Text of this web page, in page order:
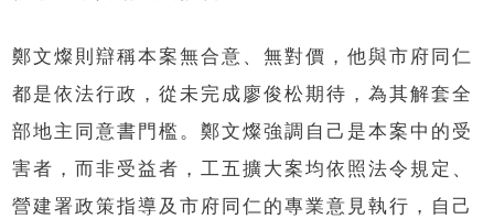
鄭文燦則辯稱本案無合意、無對價，他與市府同仁
都是依法行政，從未完成廖俊松期待，為其解套全
部地主同意書門檻。鄭文燦強調自己是本案中的受
害者，而非受益者，工五擴大案均依照法令規定、
營建署政策指導及市府同仁的專業意見執行，自己